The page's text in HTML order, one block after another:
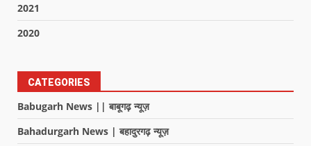
2021
2020
CATEGORIES
Babugarh News || बाबूगढ़ न्यूज़
Bahadurgarh News | बहादुरगढ़ न्यूज़